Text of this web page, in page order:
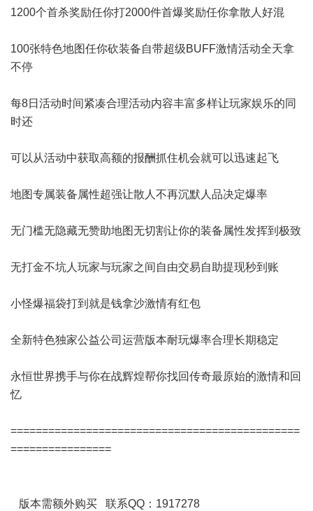
1200个首杀奖励任你打2000件首爆奖励任你拿散人好混
100张特色地图任你砍装备自带超级BUFF激情活动全天拿
不停
每8日活动时间紧凑合理活动内容丰富多样让玩家娱乐的同
时还
可以从活动中获取高额的报酬抓住机会就可以迅速起飞
地图专属装备属性超强让散人不再沉默人品决定爆率
无门槛无隐藏无赞助地图无切割让你的装备属性发挥到极致
无打金不坑人玩家与玩家之间自由交易自助提现秒到账
小怪爆福袋打到就是钱拿沙激情有红包
全新特色独家公益公司运营版本耐玩爆率合理长期稳定
永恒世界携手与你在战辉煌帮你找回传奇最原始的激情和回
忆
==============================================
================
版本需额外购买 联系QQ：1917278